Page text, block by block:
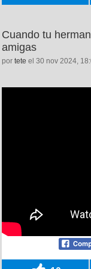
Cuando tu
amigas
por tete el 30 nov 2024,